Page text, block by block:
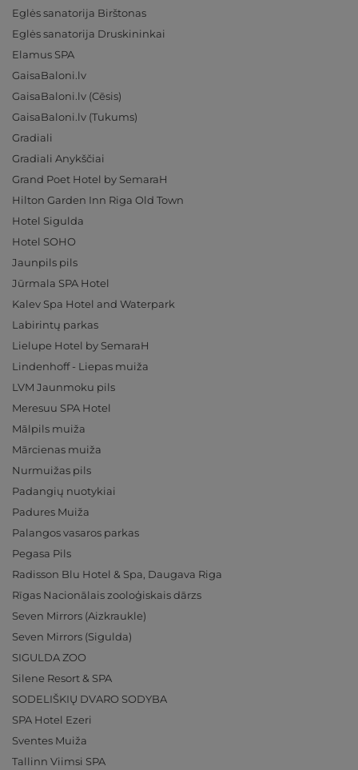
Eglės sanatorija Birštonas
Eglės sanatorija Druskininkai
Elamus SPA
GaisaBaloni.lv
GaisaBaloni.lv (Cēsis)
GaisaBaloni.lv (Tukums)
Gradiali
Gradiali Anykščiai
Grand Poet Hotel by SemaraH
Hilton Garden Inn Riga Old Town
Hotel Sigulda
Hotel SOHO
Jaunpils pils
Jūrmala SPA Hotel
Kalev Spa Hotel and Waterpark
Labirintų parkas
Lielupe Hotel by SemaraH
Lindenhoff - Liepas muiža
LVM Jaunmoku pils
Meresuu SPA Hotel
Mālpils muiža
Mārcienas muiža
Nurmuižas pils
Padangių nuotykiai
Padures Muiža
Palangos vasaros parkas
Pegasa Pils
Radisson Blu Hotel & Spa, Daugava Riga
Rīgas Nacionālais zooloģiskais dārzs
Seven Mirrors (Aizkraukle)
Seven Mirrors (Sigulda)
SIGULDA ZOO
Silene Resort & SPA
SODELIŠKIŲ DVARO SODYBA
SPA Hotel Ezeri
Sventes Muiža
Tallinn Viimsi SPA